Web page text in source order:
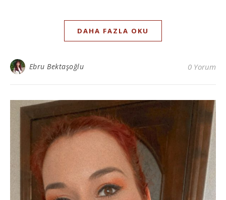
DAHA FAZLA OKU
Ebru Bektaşoğlu 0 Yorum